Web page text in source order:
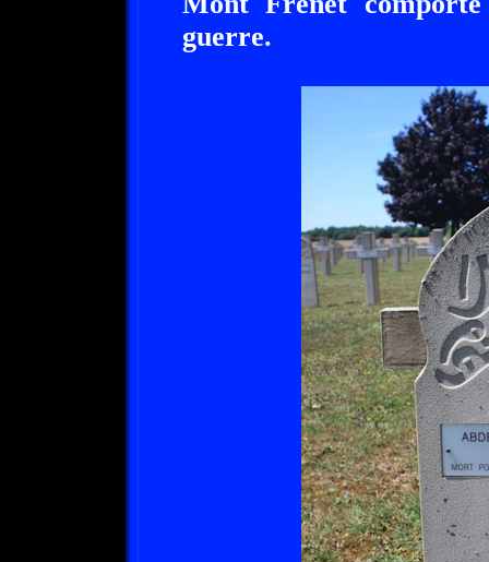
guerre.